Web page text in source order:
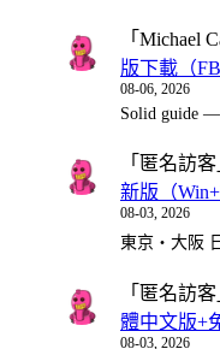
「 Michael
版下載（
08-06, 2026
Solid guide
「 匿名訪客
新版（
08-03, 2026
東京・大阪
「 匿名訪客
體中文版+
08-03, 2026